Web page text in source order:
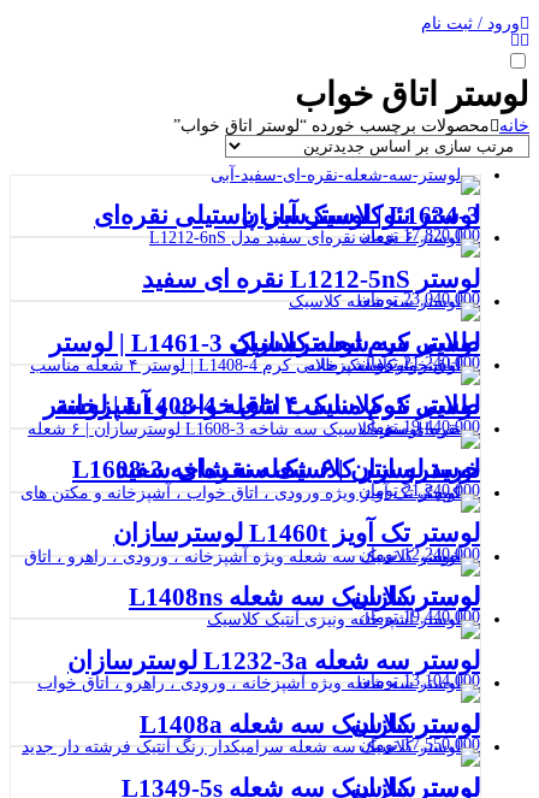
ورود / ثبت نام
لوستر اتاق خواب
خانه محصولات برچسب خورده “لوستر اتاق خواب”
لوستر نئوکلاسیک آبی پاستیلی نقره‌ای L1634-3 | لوسترسازان
17,820,000 تومان
لوستر L1212-5nS نقره‌ ای سفید
23,040,000 تومان
لوستر سه شعله کلاسیک L1461-3 | لوستر طلایی کرم لوسترسازان
21,240,000 تومان
لوستر نئوکلاسیک ۴ شعله L1408-4 | لوستر طلایی کرم مناسب اتاق خواب و آشپزخانه
19,440,000 تومان
خرید لوستر کلاسیک سه شاخه L1608-3 لوسترسازان | ۶ شعله نقره‌ای سفید
21,240,000 تومان
لوستر تک آویز L1460t لوسترسازان
12,240,000 تومان
لوستر کلاسیک سه شعله L1408ns لوسترسازان
19,440,000 تومان
لوستر سه شعله L1232-3a لوسترسازان
13,104,000 تومان
لوستر کلاسیک سه شعله L1408a لوسترسازان
17,550,000 تومان
لوستر کلاسیک سه شعله L1349-5s لوسترسازان